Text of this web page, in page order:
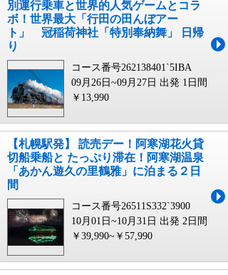
別運行乗車と世界的人気ゲームとコラ
ボ！世界最大「行田の田んぼアー
ト」 冠稲荷神社「特別奉納舞」 日帰
り
コース番号262138401`5IBA
09月26日~09月27日 出発 1日間
￥13,990
【札幌駅発】 読売デー！阿寒湖花火貸
切船乗船と たっぷり滞在！阿寒湖温泉
「あかん遊久の里鶴雅」に泊まる２日
間
コース番号26511S332`3900
10月01日~10月31日 出発 2日間
￥39,990~￥57,990